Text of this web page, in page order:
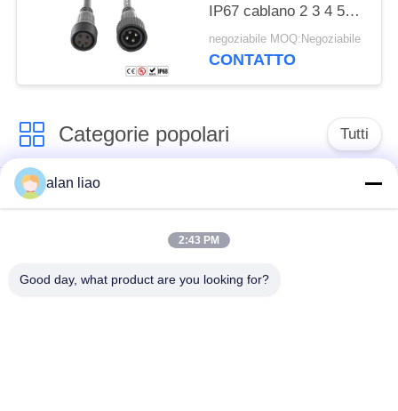
IP67 cablano 2 3 4 5
Pin Cable
negoziabile MOQ:Negoziabile
CONTATTO
Categorie popolari Tutti
Connettore circolare
impermeabile di
bassa tensione
Connettore
Supporto della
alan liao
2:43 PM
Good day, what product are you looking for?